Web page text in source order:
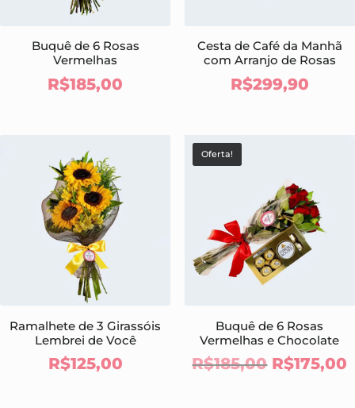
Buquê de 6 Rosas
Vermelhas
R$185,00
Cesta de Café da Manhã
com Arranjo de Rosas
R$299,90
Ramalhete de 3 Girassóis
Lembrei de Você
R$125,00
Oferta!
Buquê de 6 Rosas
Vermelhas e Chocolate
R$185,00 O
R$175,00